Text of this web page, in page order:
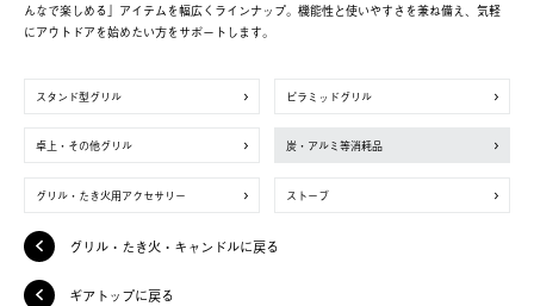
んなで楽しめる」アイテムを幅広くラインナップ。機能性と使いやすさを兼ね備え、気軽
にアウトドアを始めたい方をサポートします。
スタンド型グリル ピラミッドグリル
卓上・その他グリル 炭・アルミ等消耗品
グリル・たき火用アクセサリー ストーブ
グリル・たき火・キャンドルに戻る
ギアトップに戻る